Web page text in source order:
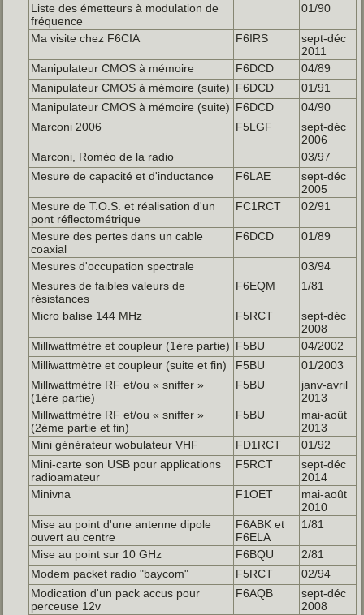
Liste des émetteurs à modulation de
fréquence
01/90
Ma visite chez F6CIA F6IRS
sept-déc
2011
Manipulateur CMOS à mémoire
F6DCD
04/89
Manipulateur CMOS à mémoire (suite) F6DCD
01/91
Manipulateur CMOS à mémoire (suite) F6DCD
04/90
Marconi 2006
F5LGF
sept-déc
2006
Marconi, Roméo de la radio
03/97
Mesure de capacité et d'inductance
F6LAE
sept-déc
2005
Mesure de T.O.S. et réalisation d'un
pont réflectométrique
FC1RCT 02/91
Mesure des pertes dans un cable
coaxial
F6DCD 01/89
Mesures d'occupation spectrale
03/94
Mesures de faibles valeurs de
résistances
F6EQM 1/81
Micro balise 144 MHz F5RCT
sept-déc
2008
Milliwattmètre et coupleur (1ère partie) F5BU
04/2002
Milliwattmètre et coupleur (suite et fin)
F5BU
01/2003
Milliwattmètre RF et/ou « sniffer »
(1ère partie)
F5BU
janv-avril
2013
Milliwattmètre RF et/ou « sniffer »
(2ème partie et fin)
F5BU
mai-août
2013
Mini générateur wobulateur VHF
FD1RCT
01/92
Mini-carte son USB pour applications
radioamateur
F5RCT
sept-déc
2014
Minivna
F1OET
mai-août
2010
Mise au point d'une antenne dipole
ouvert au centre
F6ABK et
F6ELA
1/81
Mise au point sur 10 GHz F6BQU
2/81
Modem packet radio "baycom"
F5RCT
02/94
Modication d'un pack accus pour
perceuse 12v
F6AQB
sept-déc
2008